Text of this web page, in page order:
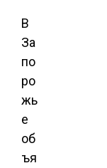
В
За
по
ро
жь
е
об
ъя